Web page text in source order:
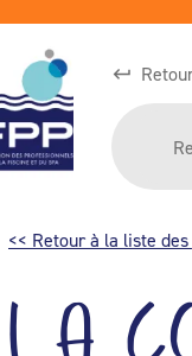
<< Retour à la liste